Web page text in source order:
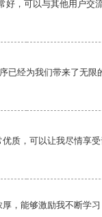
好，可以与其他用户交
已经为我们带来了无限
质，可以让我尽情享受
，能够激励我不断学